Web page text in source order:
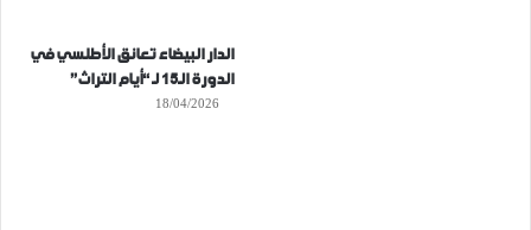
الدار البيضاء تعانق الأطلسي في
الدورة الـ15 لـ “أيام التراث”
18/04/2026